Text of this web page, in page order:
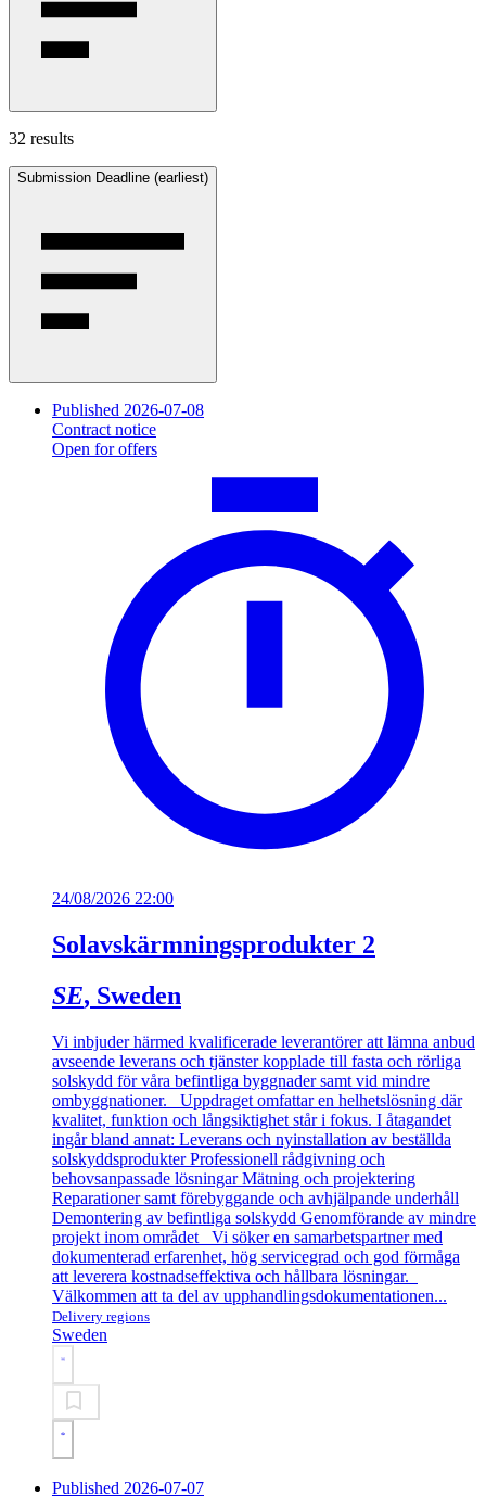
32 results
Submission Deadline (earliest)
Published 2026-07-08
Contract notice
Open for offers
24/08/2026 22:00
Solavskärmningsprodukter 2
SE, Sweden
Vi inbjuder härmed kvalificerade leverantörer att lämna anbud
avseende leverans och tjänster kopplade till fasta och rörliga
solskydd för våra befintliga byggnader samt vid mindre
ombyggnationer. Uppdraget omfattar en helhetslösning där
kvalitet, funktion och långsiktighet står i fokus. I åtagandet
ingår bland annat: Leverans och nyinstallation av beställda
solskyddsprodukter Professionell rådgivning och
behovsanpassade lösningar Mätning och projektering
Reparationer samt förebyggande och avhjälpande underhåll
Demontering av befintliga solskydd Genomförande av mindre
projekt inom området Vi söker en samarbetspartner med
dokumenterad erfarenhet, hög servicegrad och god förmåga
att leverera kostnadseffektiva och hållbara lösningar.
Välkommen att ta del av upphandlingsdokumentationen...
Delivery regions
Sweden
Published 2026-07-07